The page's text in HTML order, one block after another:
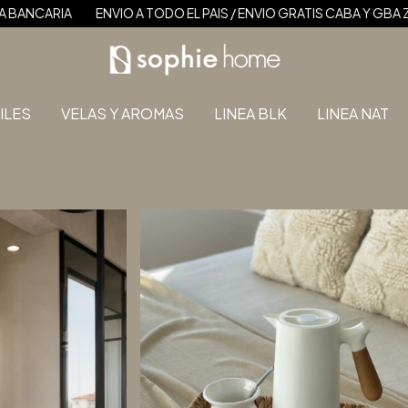
/ ENVIO GRATIS CABA Y GBA ZONA NORTE +$200.000.- 3 y
VELAS Y AROMAS LINEA BLK LINEA NAT